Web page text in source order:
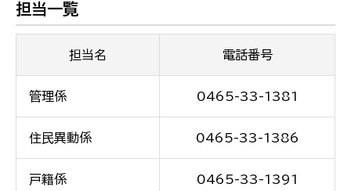
担当一覧
担当名 電話番号
管理係 0465-33-1381
住民異動係 0465-33-1386
戸籍係 0465-33-1391